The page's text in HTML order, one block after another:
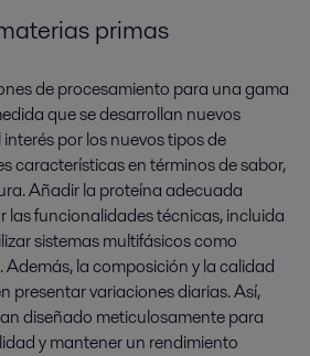
primas
de procesamiento para una gama
que se desarrollan nuevos
por los nuevos tipos de
características en términos de sabor,
Añadir la proteína adecuada
las funcionalidades técnicas, incluida
sistemas multifásicos como
Además, la composición y la calidad
presentar variaciones diarias. Así,
diseñado meticulosamente para
y mantener un rendimiento